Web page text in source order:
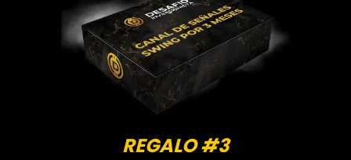
REGALO #3